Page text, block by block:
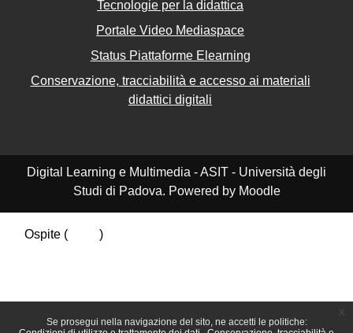
Se prosegui nella navigazione del sito, ne accetti le politiche:
Tecnologie per la didattica
Portale Video Mediaspace
Status Piattaforme Elearning
Conservazione, tracciabilità e accesso ai materiali
didattici digitali
Digital Learning e Multimedia - ASIT - Università degli
Studi di Padova. Powered by Moodle
Ospite (
)